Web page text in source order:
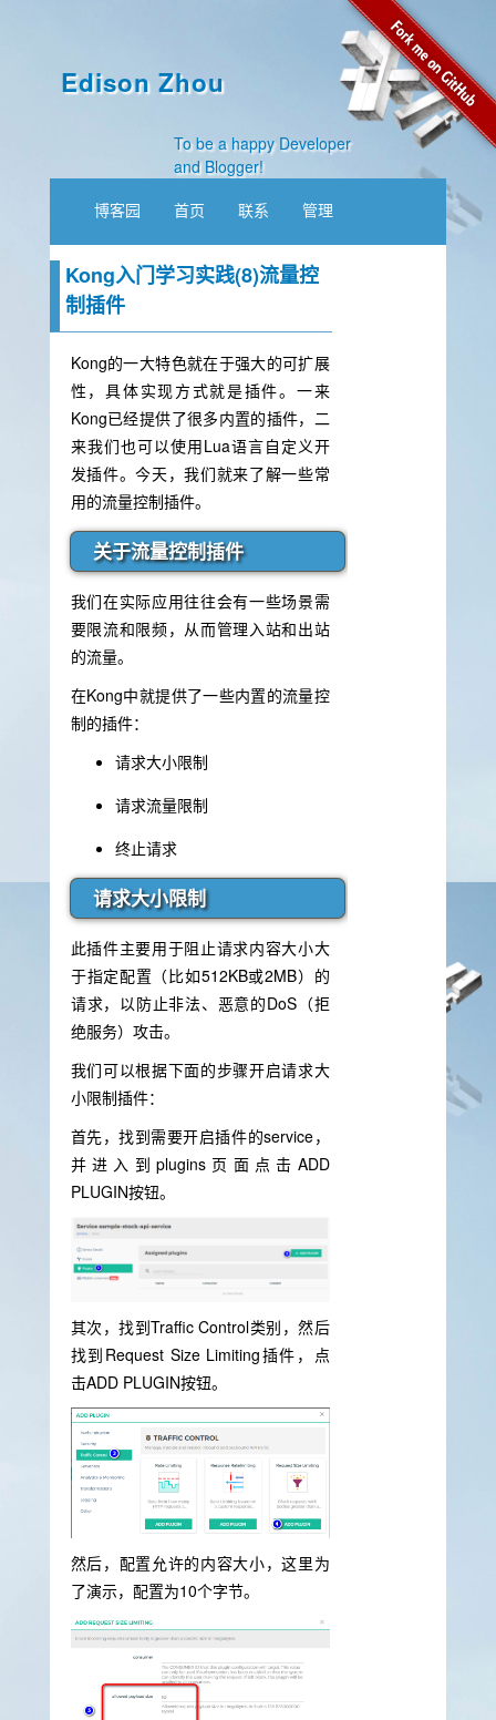
Edison Zhou
To be a happy Developer
and Blogger!
博客园
首页 联系 管理
Kong入门学习实践(8)流量控
制插件
Kong的一大特色就在于强大的可扩展
性，具体实现方式就是插件。一来
Kong已经提供了很多内置的插件，二
来我们也可以使用Lua语言自定义开
发插件。今天，我们就来了解一些常
用的流量控制插件。
关于流量控制插件
我们在实际应用往往会有一些场景需
要限流和限频，从而管理入站和出站
的流量。
在Kong中就提供了一些内置的流量控
制的插件：
请求大小限制
请求流量限制
终止请求
请求大小限制
此插件主要用于阻止请求内容大小大
于指定配置（比如512KB或2MB）的
请求，以防止非法、恶意的DoS（拒
绝服务）攻击。
我们可以根据下面的步骤开启请求大
小限制插件：
首先，找到需要开启插件的service，
并进入到plugins页面点击ADD
PLUGIN按钮。
其次，找到Traffic Control类别，然后
找到Request Size Limiting插件，点
击ADD PLUGIN按钮。
然后，配置允许的内容大小，这里为
了演示，配置为10个字节。